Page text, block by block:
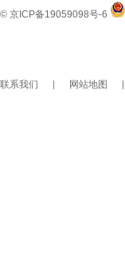
© 京ICP备19059098号-6
联系我们 网站地图